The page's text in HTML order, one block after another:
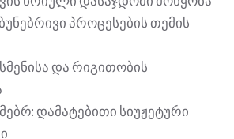
პროცესების თემის
და რიგითობის
დამატებითი სიუჟეტური